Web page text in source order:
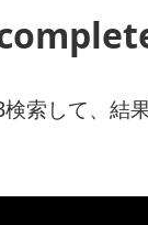
索して、結